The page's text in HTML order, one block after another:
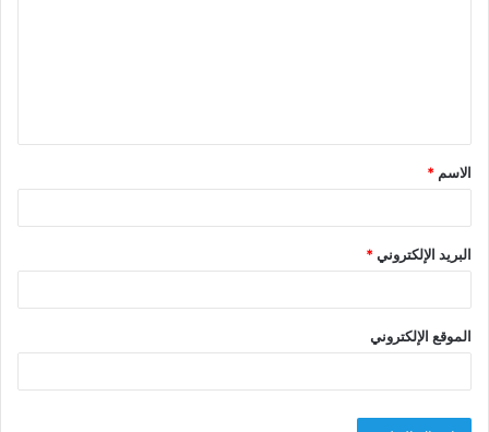
ق
*
الاسم *
البريد الإلكتروني*
الموقع الإلكتروني